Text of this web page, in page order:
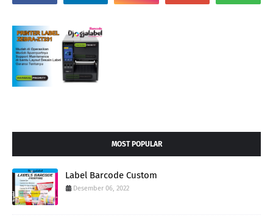
MOST POPULAR
Label Barcode Custom
Desember 06, 2022